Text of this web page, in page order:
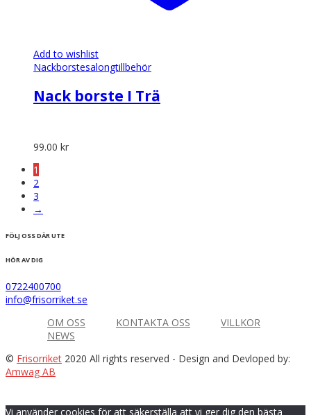
Add to wishlist
Nackborstesalongtillbehör
Nack borste I Trä
99.00 kr
1
2
3
→
FÖLJ OSS DÄR UTE
HÖR AV DIG
0722400700
info@frisorriket.se
OM OSS
KONTAKTA OSS
VILLKOR
NEWS
© Frisorriket 2020 All rights reserved - Design and Devloped by:
Amwag AB
Vi använder cookies för att säkerställa att vi ger dig den bästa